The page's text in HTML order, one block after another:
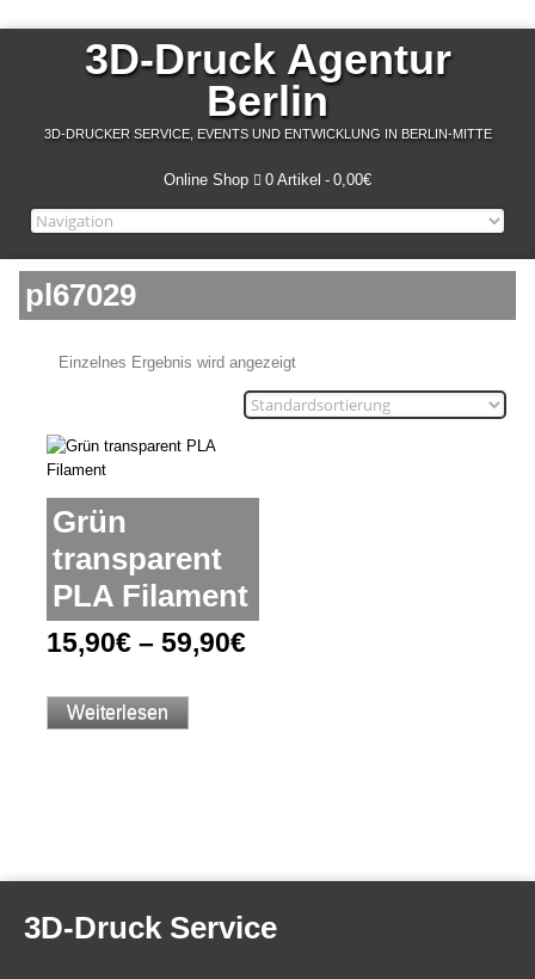
3D-Druck Agentur
Berlin
3D-DRUCKER SERVICE, EVENTS UND ENTWICKLUNG IN BERLIN-MITTE
Online Shop 0 Artikel 0,00€
pl67029
Einzelnes Ergebnis wird angezeigt
Grün
transparent
PLA Filament
15,90€ – 59,90€
Weiterlesen
3D-Druck Service